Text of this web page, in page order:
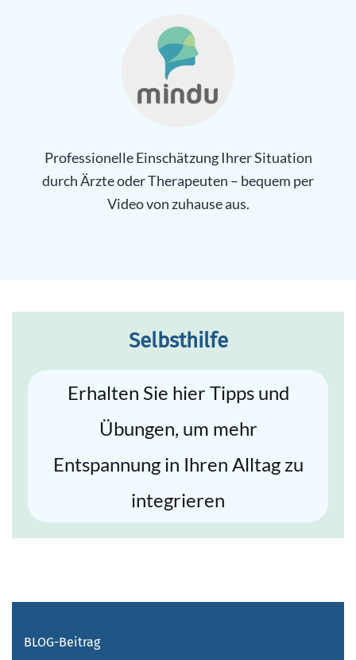
Professionelle Einschätzung Ihrer Situation
durch Ärzte oder Therapeuten – bequem per
Video von zuhause aus.
Selbsthilfe
Erhalten Sie hier Tipps und
Übungen, um mehr
Entspannung in Ihren Alltag zu
integrieren
BLOG-Beitrag